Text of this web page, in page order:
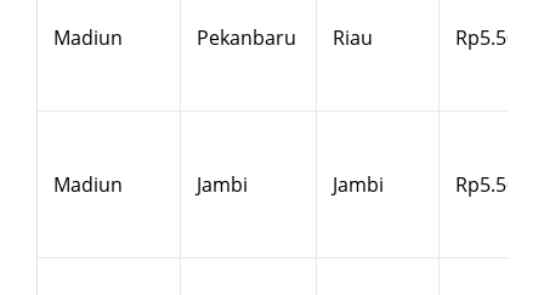
Madiun Pekanbaru Riau Rp5.500
Madiun Jambi Jambi Rp5.500